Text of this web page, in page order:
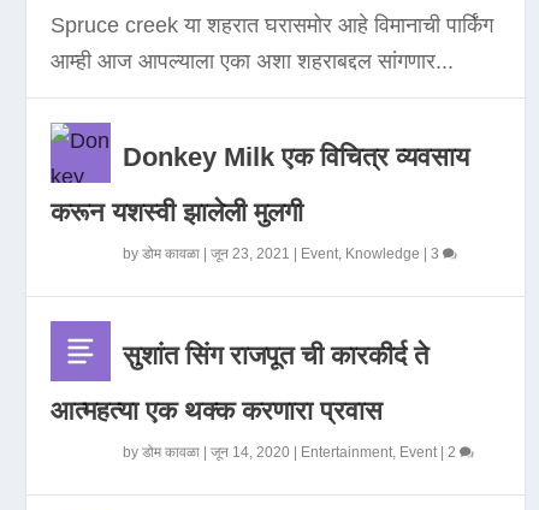
Spruce creek या शहरात घरासमोर आहे विमानाची पार्किंग
आम्ही आज आपल्याला एका अशा शहराबद्दल सांगणार...
Donkey Milk एक विचित्र व्यवसाय
करून यशस्वी झालेली मुलगी
byडोम कावळा |जून 23, 2021 Event, Knowledge |3
सुशांत सिंग राजपूत ची कारकीर्द ते
आत्महत्या एक थक्क करणारा प्रवास
byडोम कावळा |जून 14, 2020 Entertainment, Event|2